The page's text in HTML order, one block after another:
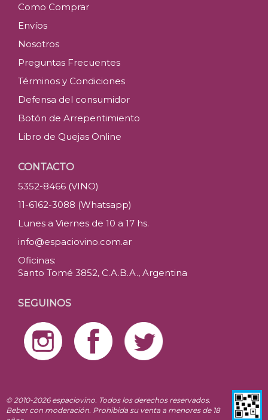
Como Comprar
Envíos
Nosotros
Preguntas Frecuentes
Términos y Condiciones
Defensa del consumidor
Botón de Arrepentimiento
Libro de Quejas Online
CONTACTO
5352-8466 (VINO)
11-6162-3088 (Whatsapp)
Lunes a Viernes de 10 a 17 hs.
info@espaciovino.com.ar
Oficinas:
Santo Tomé 3852, C.A.B.A., Argentina
SEGUINOS
© 2010-2026 espaciovino. Todos los derechos reservados.
Beber con moderación. Prohibida su venta a menores de 18